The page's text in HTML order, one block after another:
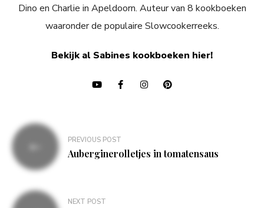
Dino en Charlie in Apeldoorn. Auteur van 8 kookboeken
waaronder de populaire Slowcookerreeks.
Bekijk al Sabines kookboeken hier!
Bericht
navigatie
PREVIOUS POST
Auberginerolletjes in tomatensaus
NEXT POST